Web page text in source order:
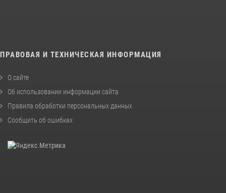
ПРАВОВАЯ И ТЕХНИЧЕСКАЯ ИНФОРМАЦИЯ
О сайте
Об использовании информации сайта
Правила обработки персональных данных
Сообщить об ошибках